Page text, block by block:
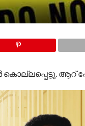
ആറ്